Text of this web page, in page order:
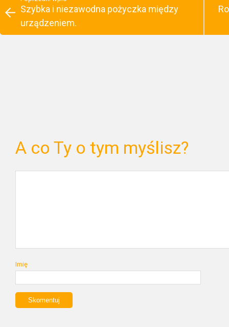
Szybka i niezawodna pożyczka między
urządzeniem.
A co Ty o tym myślisz?
Imię